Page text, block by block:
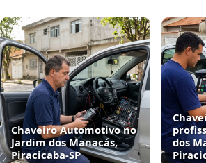
Chaveiro Automotivo no
Jardim dos Manacás,
Piracicaba‑SP
dos